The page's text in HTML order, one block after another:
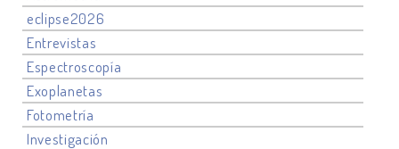
eclipse2026
Entrevistas
Espectroscopía
Exoplanetas
Fotometría
Investigación